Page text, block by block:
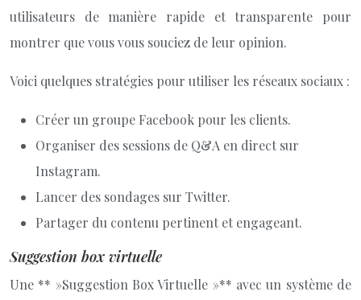
utilisateurs de manière rapide et transparente pour
montrer que vous vous souciez de leur opinion.
Voici quelques stratégies pour utiliser les réseaux sociaux :
Créer un groupe Facebook pour les clients.
Organiser des sessions de Q&A en direct sur
Instagram.
Lancer des sondages sur Twitter.
Partager du contenu pertinent et engageant.
Suggestion box virtuelle
Une ** »Suggestion Box Virtuelle »** avec un système de